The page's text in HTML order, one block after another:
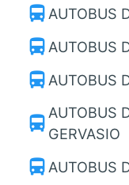
directions_bus AUTOBUS
directions_bus AUTOBUS
directions_bus AUTOBUS
directions_bus AUTOBUS
GERVASIO
directions_bus AUTOBUS